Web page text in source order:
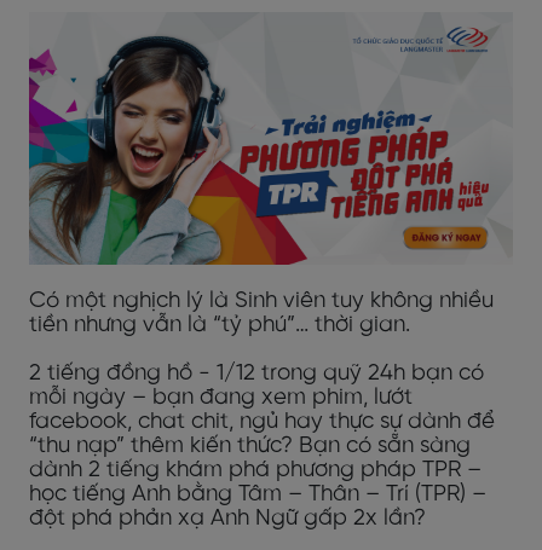
Có một nghịch lý là Sinh viên tuy không nhiều
tiền nhưng vẫn là “tỷ phú”… thời gian.
2 tiếng đồng hồ - 1/12 trong quỹ 24h bạn có
mỗi ngày – bạn đang xem phim, lướt
facebook, chat chit, ngủ hay thực sự dành để
“thu nạp” thêm kiến thức? Bạn có sẵn sàng
dành 2 tiếng khám phá phương pháp TPR –
học tiếng Anh bằng Tâm – Thân – Trí (TPR) –
đột phá phản xạ Anh Ngữ gấp 2x lần?